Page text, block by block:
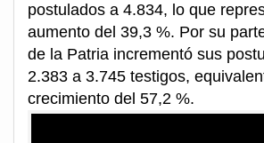
postulados a 4.834, lo que
aumento del 39,3 %. Por su
de la Patria incrementó sus
2.383 a 3.745 testigos,
crecimiento del 57,2 %.